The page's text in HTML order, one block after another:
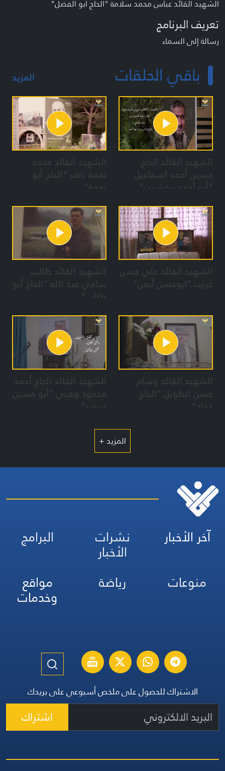
الشهيد القائد عباس محمد سلامة "الحاج ابو الفضل"
تعريف البرنامج
رسالة إلى السماء
باقي الحلقات المزيد
الشهيد القائد الحاج
حسين أحمد اسماعيل
"أبو أحمد برعشيت"
الشهيد القائد محمد
نعمة ناصر "الحاج أبو
نعمة"
الشهيد القائد علي حسن
غريّب "ابوحسن أيمن"
الشهيد القائد طالب
سامي عبد الله "الحاج أبو
الشهيد القائد وسام
حسن الطويل "الحاج
جواد"
الشهيد القائد الحاج أحمد
محمود وهبي "أبو حسين
سمير"
المزيد +
آخر الأخبار نشرات
الأخبار
البرامج
منوعات
رياضة مواقع
وخدمات
الاشتراك للحصول على ملخص أسبوعي على بريدك
اشتراك